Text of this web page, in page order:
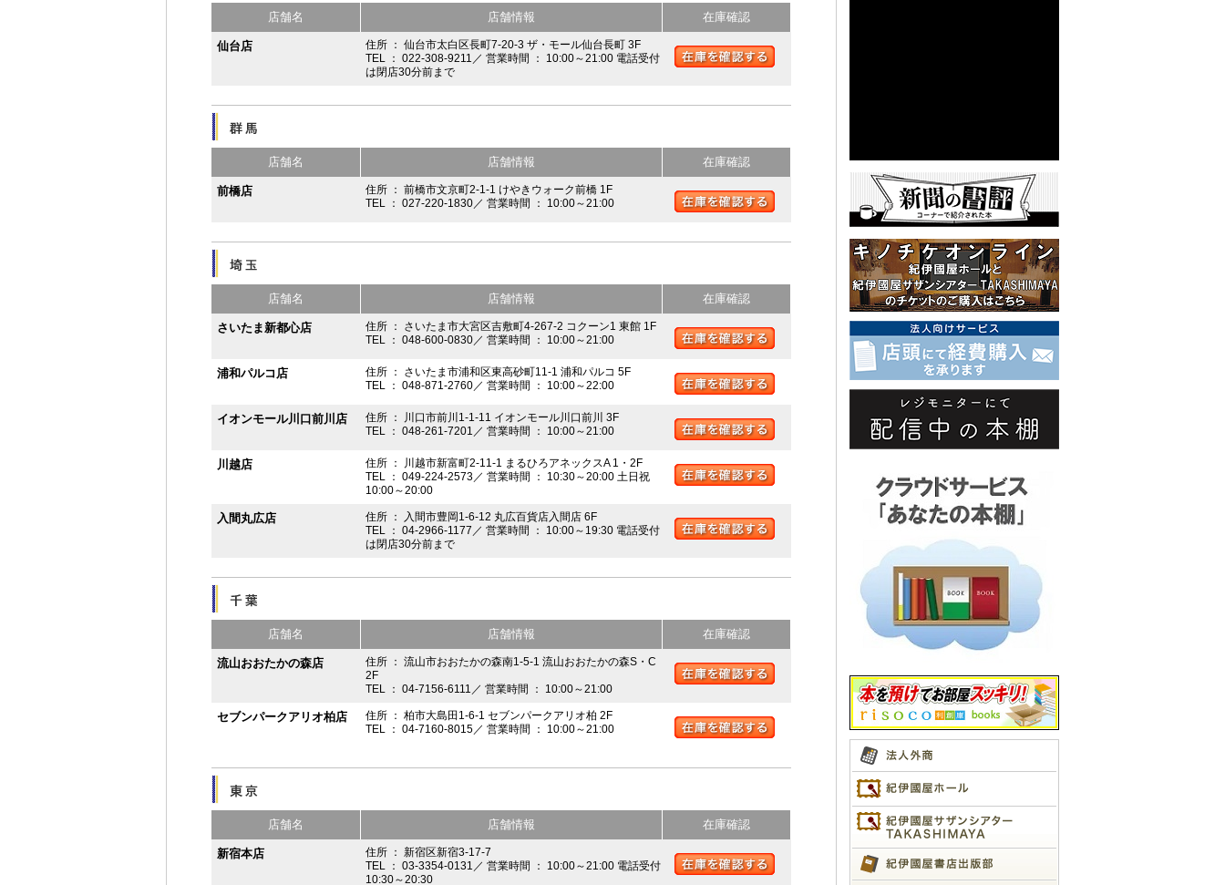
店舗名 店舗情報 在庫確認
仙台店
住所 ： 仙台市太白区長町7-20-3 ザ・モール仙台長町 3F
TEL ： 022-308-9211／ 営業時間 ： 10:00～21:00 電話受付
は閉店30分前まで
店舗名 店舗情報 在庫確認
前橋店
住所 ： 前橋市文京町2-1-1 けやきウォーク前橋 1F
TEL ： 027-220-1830／ 営業時間 ： 10:00～21:00
店舗名 店舗情報 在庫確認
さいたま新都心店
住所 ： さいたま市大宮区吉敷町4-267-2 コクーン1 東館 1F
TEL ： 048-600-0830／ 営業時間 ： 10:00～21:00
浦和パルコ店
住所 ： さいたま市浦和区東高砂町11-1 浦和パルコ 5F
TEL ： 048-871-2760／ 営業時間 ： 10:00～22:00
イオンモール川口前川店
住所 ： 川口市前川1-1-11 イオンモール川口前川 3F
TEL ： 048-261-7201／ 営業時間 ： 10:00～21:00
川越店
住所 ： 川越市新富町2-11-1 まるひろアネックスA 1・2F
TEL ： 049-224-2573／ 営業時間 ： 10:30～20:00 土日祝
10:00～20:00
入間丸広店
住所 ： 入間市豊岡1-6-12 丸広百貨店入間店 6F
TEL ： 04-2966-1177／ 営業時間 ： 10:00～19:30 電話受付
は閉店30分前まで
店舗名 店舗情報 在庫確認
流山おおたかの森店
住所 ： 流山市おおたかの森南1-5-1 流山おおたかの森S・C
2F
TEL ： 04-7156-6111／ 営業時間 ： 10:00～21:00
セブンパークアリオ柏店
住所 ： 柏市大島田1-6-1 セブンパークアリオ柏 2F
TEL ： 04-7160-8015／ 営業時間 ： 10:00～21:00
店舗名 店舗情報 在庫確認
新宿本店
住所 ： 新宿区新宿3-17-7
TEL ： 03-3354-0131／ 営業時間 ： 10:00～21:00 電話受付
10:30～20:30